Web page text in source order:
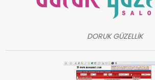
DORUK GÜZELLİK